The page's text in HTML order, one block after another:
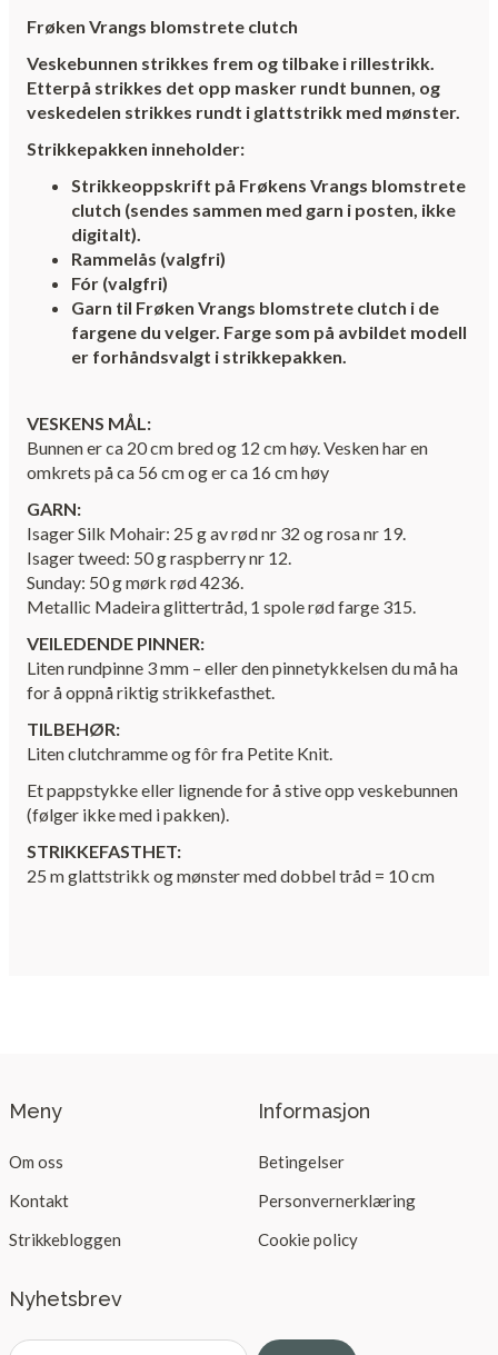
Frøken Vrangs blomstrete clutch
Veskebunnen strikkes frem og tilbake i rillestrikk.
Etterpå strikkes det opp masker rundt bunnen, og
veskedelen strikkes rundt i glattstrikk med mønster.
Strikkepakken inneholder:
Strikkeoppskrift på Frøkens Vrangs blomstrete
clutch (sendes sammen med garn i posten, ikke
digitalt).
Rammelås (valgfri)
Fór (valgfri)
Garn til Frøken Vrangs blomstrete clutch i de
fargene du velger. Farge som på avbildet modell
er forhåndsvalgt i strikkepakken.
VESKENS MÅL:
Bunnen er ca 20 cm bred og 12 cm høy. Vesken har en
omkrets på ca 56 cm og er ca 16 cm høy
GARN:
Isager Silk Mohair: 25 g av rød nr 32 og rosa nr 19.
Isager tweed: 50 g raspberry nr 12.
Sunday: 50 g mørk rød 4236.
Metallic Madeira glittertråd, 1 spole rød farge 315.
VEILEDENDE PINNER:
Liten rundpinne 3 mm – eller den pinnetykkelsen du må ha
for å oppnå riktig strikkefasthet.
TILBEHØR:
Liten clutchramme og fôr fra Petite Knit.
Et pappstykke eller lignende for å stive opp veskebunnen
(følger ikke med i pakken).
STRIKKEFASTHET:
25 m glattstrikk og mønster med dobbel tråd = 10 cm
Meny
Om oss
Kontakt
Strikkebloggen
Informasjon
Betingelser
Personvernerklæring
Cookie policy
Nyhetsbrev